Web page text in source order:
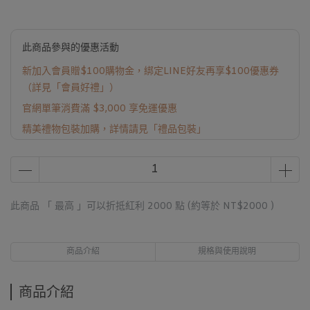
此商品參與的優惠活動
新加入會員贈$100購物金，綁定LINE好友再享$100優惠券
（詳見「會員好禮」）
官網單筆消費滿 $3,000 享免運優惠
精美禮物包裝加購，詳情請見「禮品包裝」
此商品 「 最高 」可以折抵紅利 2000 點 (約等於 NT$2000 )
商品介紹 規格與使用說明
商品介紹